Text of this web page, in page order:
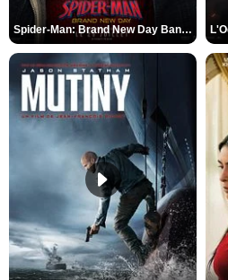
Spider-Man: Brand New Day Bande-annonce VO STFR